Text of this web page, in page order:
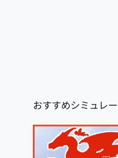
おすすめシミュレ